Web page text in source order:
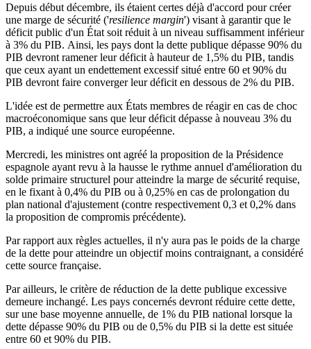
Depuis début décembre, ils étaient certes déjà d'accord pour créer
une marge de sécurité ('resilience margin') visant à garantir que le
déficit public d'un État soit réduit à un niveau suffisamment inférieur
à 3% du PIB. Ainsi, les pays dont la dette publique dépasse 90% du
PIB devront ramener leur déficit à hauteur de 1,5% du PIB, tandis
que ceux ayant un endettement excessif situé entre 60 et 90% du
PIB devront faire converger leur déficit en dessous de 2% du PIB.
L'idée est de permettre aux États membres de réagir en cas de choc
macroéconomique sans que leur déficit dépasse à nouveau 3% du
PIB, a indiqué une source européenne.
Mercredi, les ministres ont agréé la proposition de la Présidence
espagnole ayant revu à la hausse le rythme annuel d'amélioration du
solde primaire structurel pour atteindre la marge de sécurité requise,
en le fixant à 0,4% du PIB ou à 0,25% en cas de prolongation du
plan national d'ajustement (contre respectivement 0,3 et 0,2% dans
la proposition de compromis précédente).
Par rapport aux règles actuelles, il n'y aura pas le poids de la charge
de la dette pour atteindre un objectif moins contraignant, a considéré
cette source française.
Par ailleurs, le critère de réduction de la dette publique excessive
demeure inchangé. Les pays concernés devront réduire cette dette,
sur une base moyenne annuelle, de 1% du PIB national lorsque la
dette dépasse 90% du PIB ou de 0,5% du PIB si la dette est située
entre 60 et 90% du PIB.